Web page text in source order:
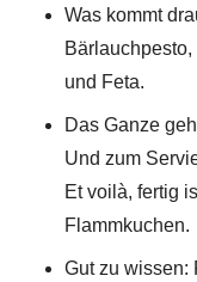
Was kommt
und Feta.
Das Ganze
Und zum
Et voilà, fertig
Flammkuchen.
Gut zu wissen: